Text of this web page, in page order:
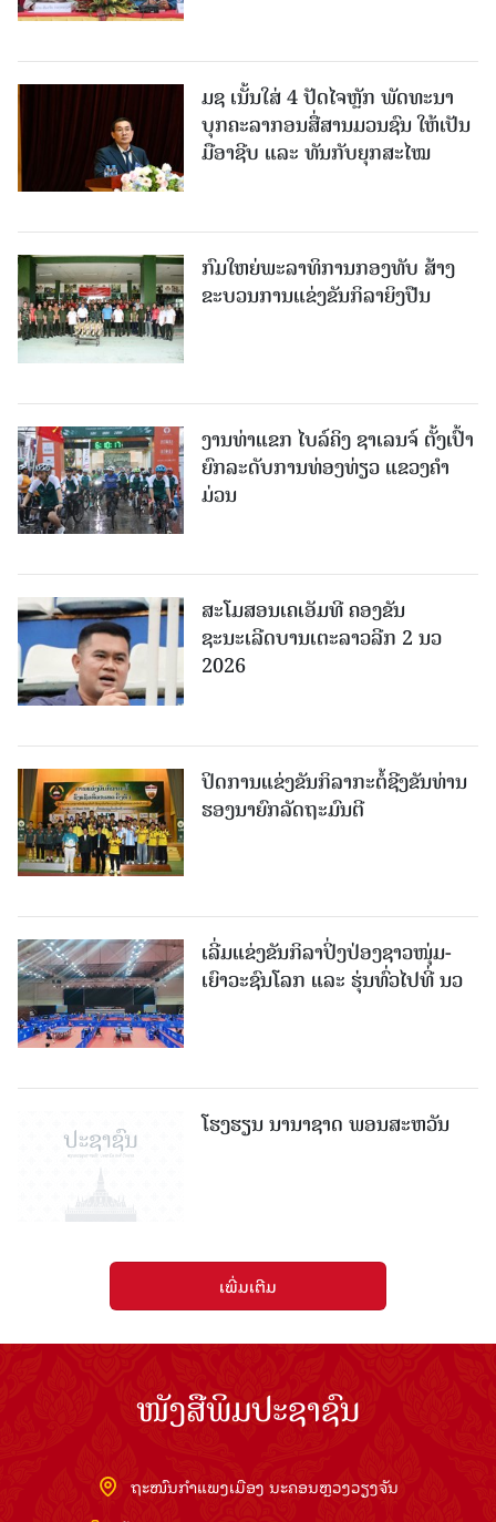
ມຊ ເນັ້ນໃສ່ 4 ປັດໄຈຫຼັກ ພັດທະນາ
ບຸກຄະລາກອນສື່ສານມວນຊົນ ໃຫ້ເປັນ
ມືອາຊີບ ແລະ ທັນກັບຍຸກສະໄໝ
ກົມໃຫຍ່ພະລາທິການກອງທັບ ສ້າງ
ຂະບວນການແຂ່ງຂັນກິລາຍິງປືນ
ງານທ່າແຂກ ໄບລ໌ຄິງ ຊາເລນຈ໌ ຕັ້ງເປົ້າ
ຍົກລະດັບການທ່ອງທ່ຽວ ແຂວງຄໍາ
ມ່ວນ
ສະໂມສອນເຄເອັມທີ ຄອງຂັນ
ຊະນະເລີດບານເຕະລາວລີກ 2 ນວ
2026
ປິດການແຂ່ງຂັນກິລາກະຕໍ້ຊີງຂັນທ່ານ
ຮອງນາຍົກລັດຖະມົນຕີ
ເລີ່ມແຂ່ງຂັນກິລາປິ່ງປ່ອງຊາວໜຸ່ມ-
ເຍົາວະຊົນໂລກ ແລະ ຮຸ່ນທົ່ວໄປທີ່ ນວ
ໂຮງຮຽນ ນານາຊາດ ພອນສະຫວັນ
ເພີ່ມເຕີມ
ໜັງສືພິມປະຊາຊົນ
ຖະໜົນກຳແພງເມືອງ ນະຄອນຫຼວງວຽງຈັນ